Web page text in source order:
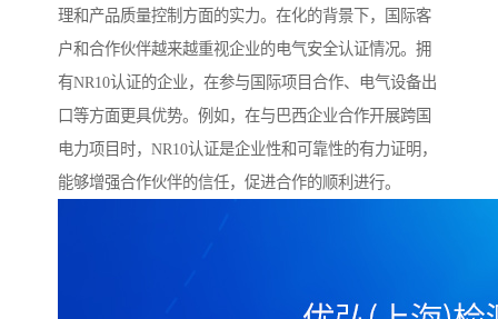
理和产品质量控制方面的实力。在化的背景下，国际客
户和合作伙伴越来越重视企业的电气安全认证情况。拥
有NR10认证的企业，在参与国际项目合作、电气设备出
口等方面更具优势。例如，在与巴西企业合作开展跨国
电力项目时，NR10认证是企业性和可靠性的有力证明，
能够增强合作伙伴的信任，促进合作的顺利进行。